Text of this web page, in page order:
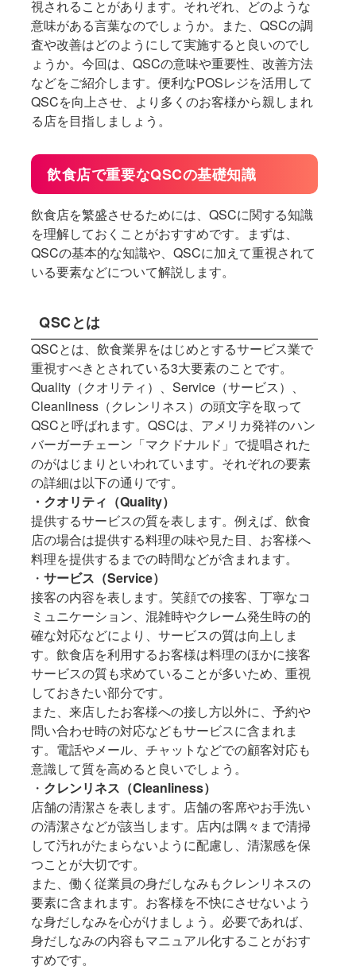
視されることがあります。それぞれ、どのような
意味がある言葉なのでしょうか。また、QSCの調
査や改善はどのようにして実施すると良いのでし
ょうか。今回は、QSCの意味や重要性、改善方法
などをご紹介します。便利なPOSレジを活用して
QSCを向上させ、より多くのお客様から親しまれ
る店を目指しましょう。
飲食店で重要なQSCの基礎知識
飲食店を繁盛させるためには、QSCに関する知識
を理解しておくことがおすすめです。まずは、
QSCの基本的な知識や、QSCに加えて重視されて
いる要素などについて解説します。
QSCとは
QSCとは、飲食業界をはじめとするサービス業で
重視すべきとされている3大要素のことです。
Quality（クオリティ）、Service（サービス）、
Cleanliness（クレンリネス）の頭文字を取って
QSCと呼ばれます。QSCは、アメリカ発祥のハン
バーガーチェーン「マクドナルド」で提唱された
のがはじまりといわれています。それぞれの要素
の詳細は以下の通りです。
・クオリティ（Quality）
提供するサービスの質を表します。例えば、飲食
店の場合は提供する料理の味や見た目、お客様へ
料理を提供するまでの時間などが含まれます。
・サービス（Service）
接客の内容を表します。笑顔での接客、丁寧なコ
ミュニケーション、混雑時やクレーム発生時の的
確な対応などにより、サービスの質は向上しま
す。飲食店を利用するお客様は料理のほかに接客
サービスの質も求めていることが多いため、重視
しておきたい部分です。
また、来店したお客様への接し方以外に、予約や
問い合わせ時の対応などもサービスに含まれま
す。電話やメール、チャットなどでの顧客対応も
意識して質を高めると良いでしょう。
・ クレンリネス（Cleanliness）
店舗の清潔さを表します。店舗の客席やお手洗い
の清潔さなどが該当します。店内は隅々まで清掃
して汚れがたまらないように配慮し、清潔感を保
つことが大切です。
また、働く従業員の身だしなみもクレンリネスの
要素に含まれます。お客様を不快にさせないよう
な身だしなみを心がけましょう。必要であれば、
身だしなみの内容もマニュアル化することがおす
すめです。